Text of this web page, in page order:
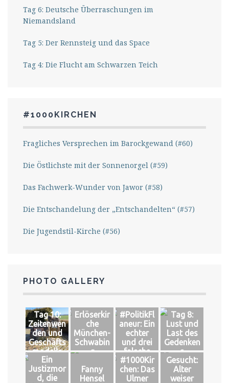
Tag 6: Deutsche Überraschungen im
Niemandsland
Tag 5: Der Rennsteig und das Space
Tag 4: Die Flucht am Schwarzen Teich
#1000KIRCHEN
Fragliches Versprechen im Barockgewand (#60)
Die Östlichste mit der Sonnenorgel (#59)
Das Fachwerk-Wunder von Jawor (#58)
Die Entschandelung der „Entschandelten“ (#57)
Die Jugendstil-Kirche (#56)
PHOTO GALLERY
Tag 10:
Zeitenwen
den und
Geschäfts
modelle
Erlöserkir
che
München-
Schwabin
g
#PolitikFl
aneur: Ein
echter
und drei
falsche
Könige
Tag 8:
Lust und
Last des
Gedenken
s
Ein
Justizmor
d, die
Fanny
Hensel
#1000Kir
chen: Das
Ulmer
Gesucht:
Alter
weiser